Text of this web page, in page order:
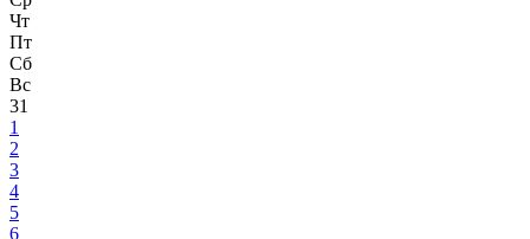
Чт
Пт
Сб
Вс
31
1
2
3
4
5
6